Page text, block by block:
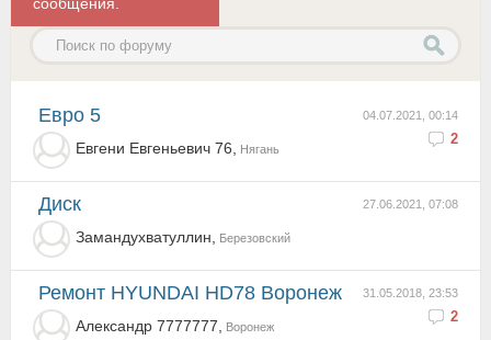
04.07.2021, 00:14
2
Евро 5
Евгени Евгеньевич 76, Нягань
27.06.2021, 07:08
Диск
Замандухватуллин, Березовский
31.05.2018, 23:53
2
Ремонт HYUNDAI HD78 Воронеж
Александр 7777777, Воронеж